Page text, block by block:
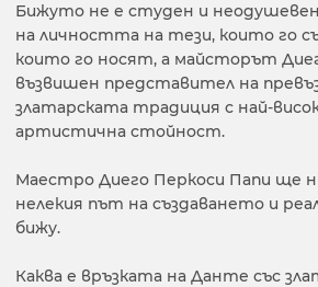
Бижуто не е студен и
на личността на тези, които го
които го носят, а майсторът
възвишен представител на
златарската традиция с най-
артистична стойност.
Маестро Диего Перкоси Папи ще
нелекия път на създаването и
бижу.
Каква е връзката на Данте със